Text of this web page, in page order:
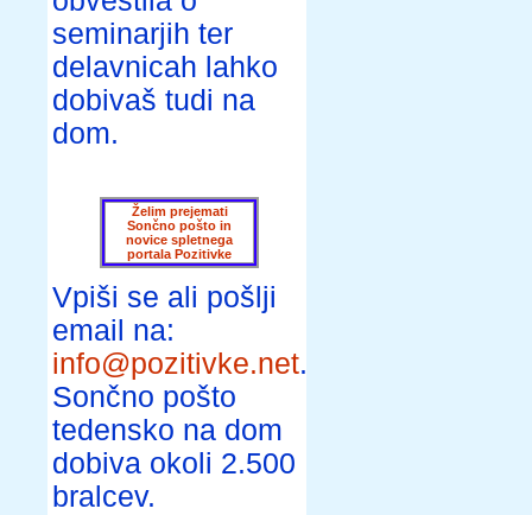
seminarjih ter
delavnicah lahko
dobivaš tudi na
dom.
Želim prejemati
Sončno pošto in
novice spletnega
portala Pozitivke
Vpiši se ali pošlji
email na:
info@pozitivke.net.
Sončno pošto
tedensko na dom
dobiva okoli 2.500
bralcev.